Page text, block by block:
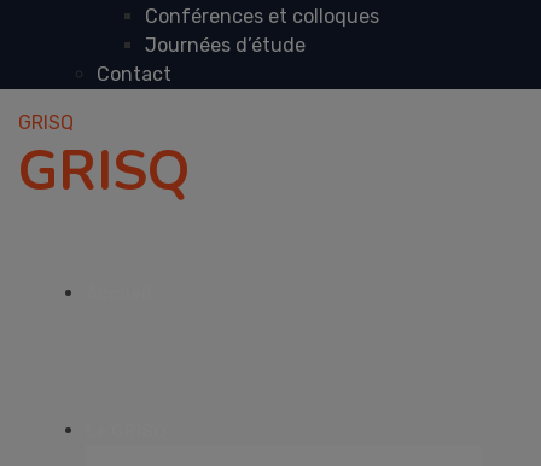
Conférences et colloques
Journées d’étude
Contact
GRISQ
GRISQ